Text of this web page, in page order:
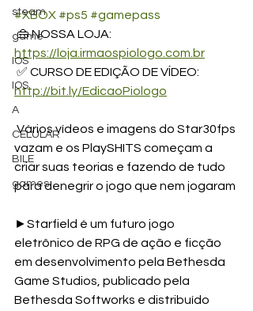
steam
game
IOS
IOS
A
CELULAR
BILE
games
#XBOX #ps5 #gamepass
👜 NOSSA LOJA:
https://loja.irmaospiologo.com.br
✅ CURSO DE EDIÇÃO DE VÍDEO:
http://bit.ly/EdicaoPiologo
Vários vídeos e imagens do Star30fps
vazam e os PlaySHITS começam a
criar suas teorias e fazendo de tudo
para denegrir o jogo que nem jogaram
►Starfield é um futuro jogo
eletrônico de RPG de ação e ficção
em desenvolvimento pela Bethesda
Game Studios, publicado pela
Bethesda Softworks e distribuído